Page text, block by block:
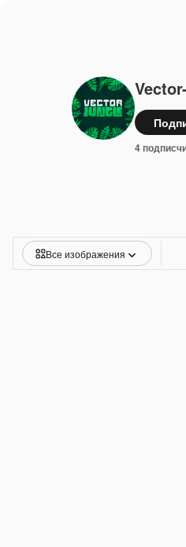
4
Все изображения